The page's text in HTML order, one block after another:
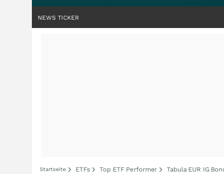
NEWS TICKER
Startseite ETFs Top ETF Performer Tabula EUR IG